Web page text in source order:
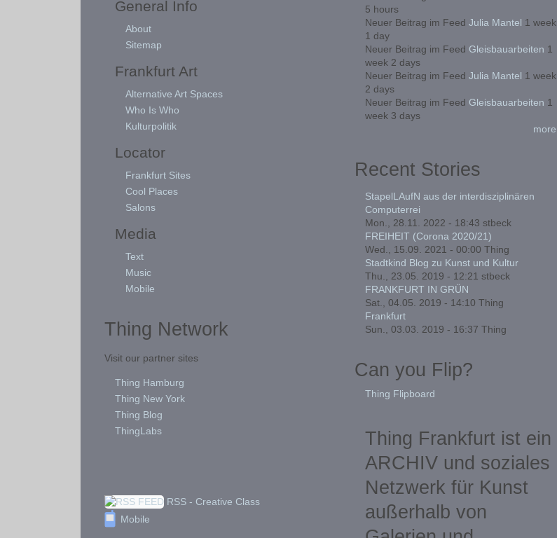
General Info
About
Sitemap
Frankfurt Art
Alternative Art Spaces
Who Is Who
Kulturpolitik
Locator
Frankfurt Sites
Cool Places
Salons
Media
Text
Music
Mobile
Thing Network
Visit our partner sites
Thing Hamburg
Thing New York
Thing Blog
ThingLabs
RSS - Creative Class
Mobile
5 hours
Neuer Beitrag im Feed Julia Mantel 1 week
1 day
Neuer Beitrag im Feed Gleisbauarbeiten 1
week 2 days
Neuer Beitrag im Feed Julia Mantel 1 week
2 days
Neuer Beitrag im Feed Gleisbauarbeiten 1
week 3 days
more
Recent Stories
StapelLAufN aus der interdisziplinären
Computerrei
Mon., 28.11. 2022 - 18:43 stbeck
FREIHEIT (Corona 2020/21)
Wed., 15.09. 2021 - 00:00 Thing
Stadtkind Blog zu Kunst und Kultur
Thu., 23.05. 2019 - 12:21 stbeck
FRANKFURT IN GRÜN
Sat., 04.05. 2019 - 14:10 Thing
Frankfurt
Sun., 03.03. 2019 - 16:37 Thing
Can you Flip?
Thing Flipboard
Thing Frankfurt ist ein
ARCHIV und soziales
Netzwerk für Kunst
außerhalb von